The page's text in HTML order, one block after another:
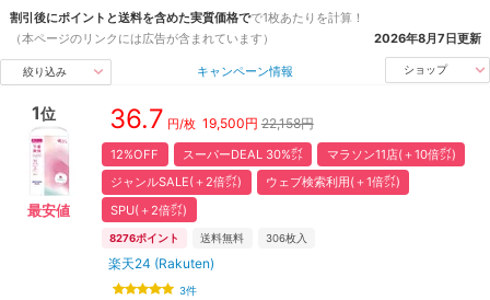
割引後にポイントと送料を含めた実質価格でで1枚あたりを計算！
（本ページのリンクには広告が含まれています）
2026年8月7日更新
絞り込み キャンペーン情報 ショップ
1位
最安値
36.7 円/枚 19,500円 22,158円
12%OFF スーパーDEAL 30%㌽
マラソン11店(＋10倍㌽)
ジャンルSALE(＋2倍㌽)
ウェブ検索利用(＋1倍㌽)
SPU(＋2倍㌽)
8276ポイント 送料無料 306枚入
楽天24 (Rakuten)
3件